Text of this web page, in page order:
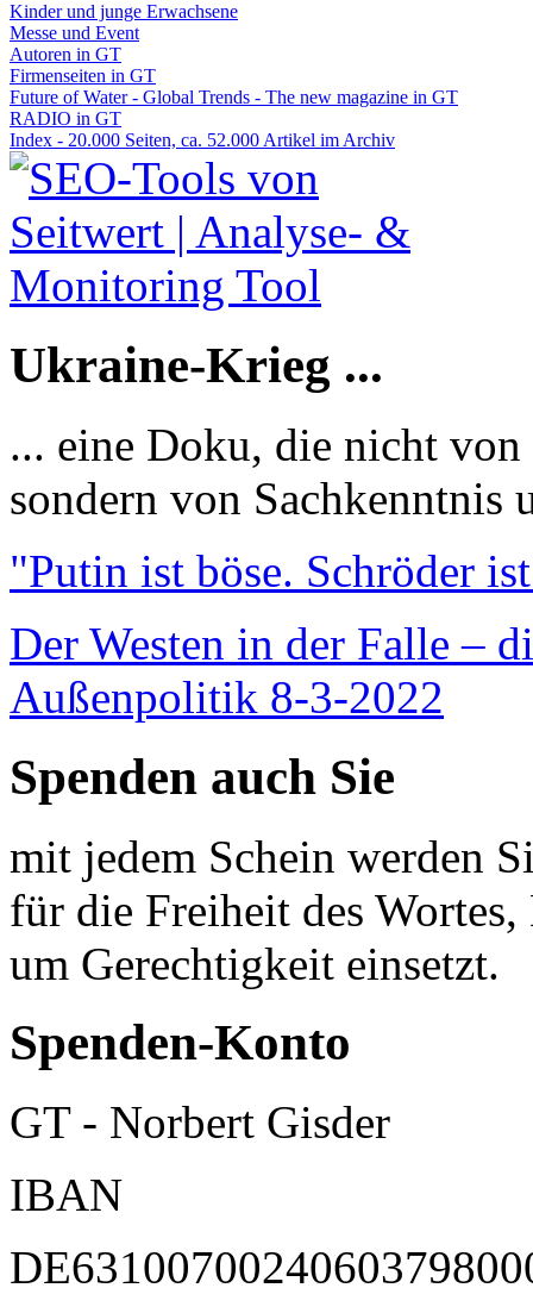
Kinder und junge Erwachsene
Messe und Event
Autoren in GT
Firmenseiten in GT
Future of Water - Global Trends - The new magazine in GT
RADIO in GT
Index - 20.000 Seiten, ca. 52.000 Artikel im Archiv
Ukraine-Krieg ...
... eine Doku, die nicht
sondern von Sachkenntnis
"Putin ist böse. Schröder
Der Westen in der Falle –
Außenpolitik 8-3-2022
Spenden auch Sie
mit jedem Schein werden
für die Freiheit des
um Gerechtigkeit einsetzt.
Spenden-Konto
GT - Norbert Gisder
IBAN